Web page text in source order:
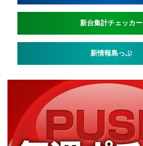
新台集計チェッカー
新情報島っぷ